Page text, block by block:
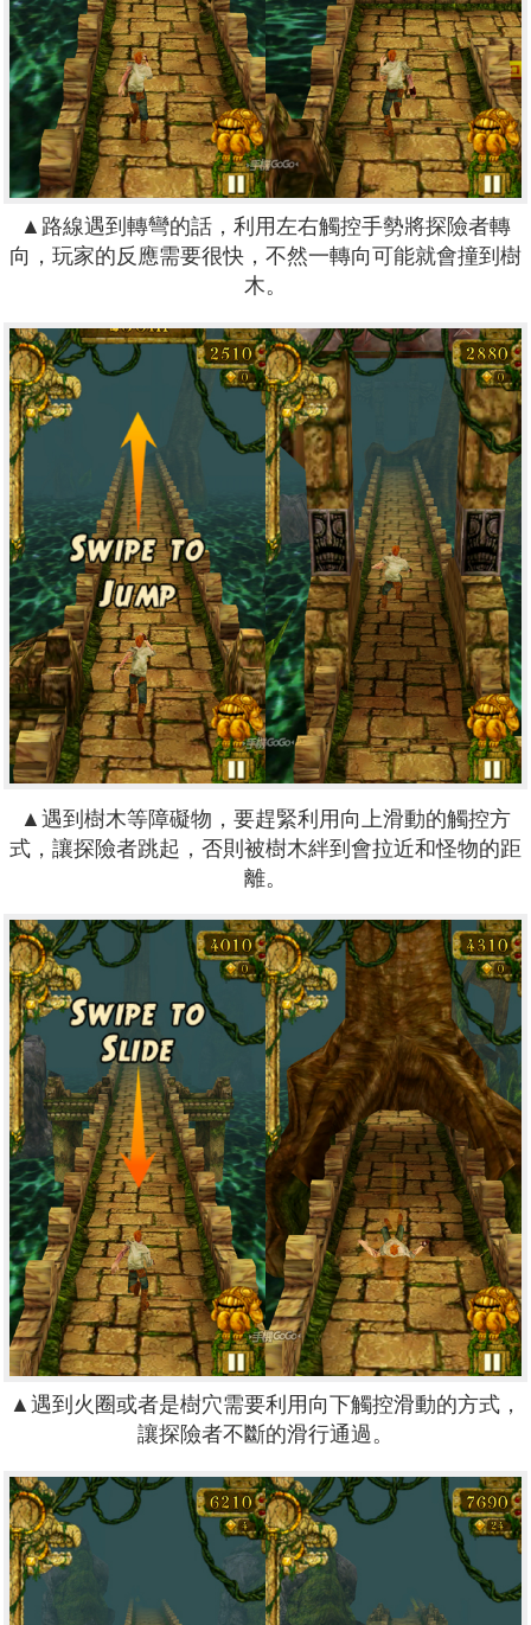
▲ 路線遇到轉彎的話，利用左右觸控手勢將探險者轉
向，玩家的反應需要很快，不然一轉向可能就會撞到樹
木。
▲ 遇到樹木等障礙物，要趕緊利用向上滑動的觸控方
式，讓探險者跳起，否則被樹木絆到會拉近和怪物的距
離。
▲ 遇到火圈或者是樹穴需要利用向下觸控滑動的方式，
讓探險者不斷的滑行通過。